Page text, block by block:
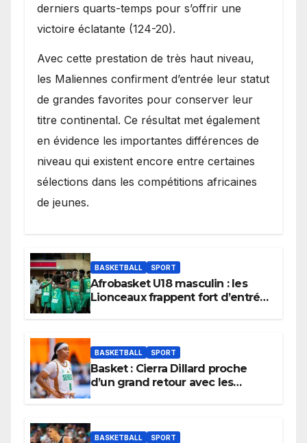
derniers quarts-temps pour s’offrir une
victoire éclatante (124-20).
Avec cette prestation de très haut niveau,
les Maliennes confirment d’entrée leur statut
de grandes favorites pour conserver leur
titre continental. Ce résultat met également
en évidence les importantes différences de
niveau qui existent encore entre certaines
sélections dans les compétitions africaines
de jeunes.
BASKETBALL SPORT
Afrobasket U18 masculin : les
Lionceaux frappent fort d’entrée
BASKETBALL SPORT
Basket : Cierra Dillard proche
d’un grand retour avec les
BASKETBALL SPORT